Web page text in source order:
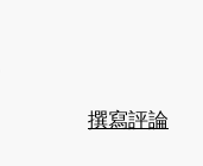
撰寫評論